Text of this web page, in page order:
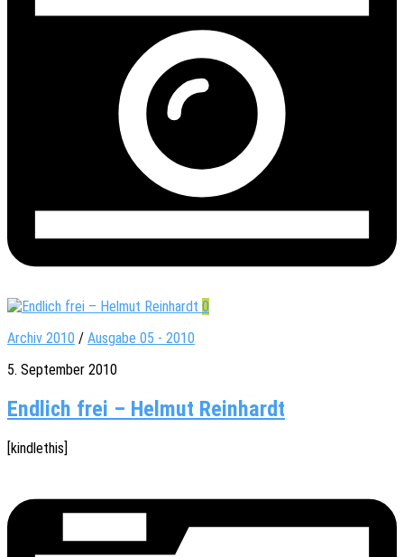
0
Archiv 2010 / Ausgabe 05 - 2010
5. September 2010
Endlich frei – Helmut Reinhardt
[kindle­this]